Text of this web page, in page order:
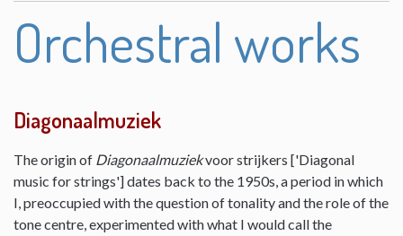
Orchestral works
Diagonaalmuziek
The origin of Diagonaalmuziekvoor strijkers ['Diagonal
music for strings'] dates back to the 1950s, a period in which
I, preoccupied with the question of tonality and the role of the
tone centre, experimented with what I would call the